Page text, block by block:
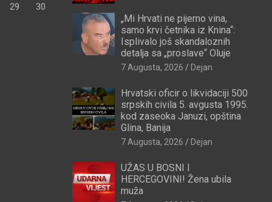
29 30
„Mi Hrvati ne pijemo vina,
samo krvi četnika iz Knina“:
Isplivalo još skandaloznih
detalja sa „proslave“ Oluje
7 Augusta, 2026 Dejan
Hrvatski oficir o likvidaciji 500
srpskih civila 5. avgusta 1995.
kod zaseoka Januzi, opština
Glina, Banija
7 Augusta, 2026 Dejan
UŽAS U BOSNI I
HERCEGOVINI! Žena ubila
muža